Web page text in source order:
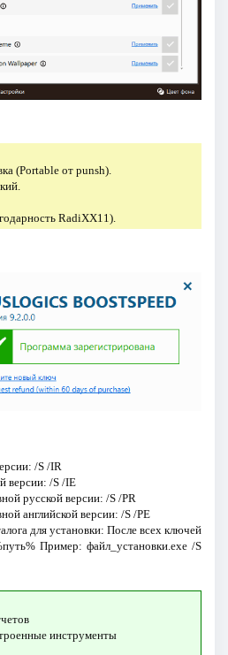
(Portable от punsh).
RadiXX11).
/S /IR
версии: /S /IE
русской версии: /S /PR
английской версии: /S /PE
для установки: После всех ключей
Пример: файл_установки.exe /S
инструменты